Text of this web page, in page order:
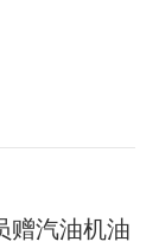
赠汽油机油